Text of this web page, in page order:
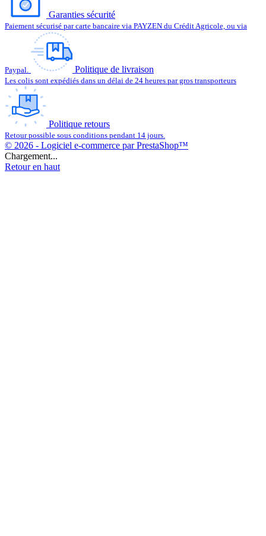
Garanties sécurité
Paiement sécurisé par carte bancaire via PAYZEN du Crédit Agricole, ou via
Paypal. Politique de livraison
Les colis sont expédiés dans un délai de 24 heures par gros transporteurs
Politique retours
Retour possible sous conditions pendant 14 jours.
© 2026 - Logiciel e-commerce par PrestaShop™
Chargement...
Retour en haut